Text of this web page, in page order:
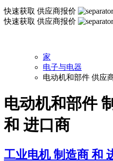
快速获取 供应商报价
快速获取 供应商报价
家
电子与电器
电动机和部件 供应
电动机和部件
和 进口商
工业电机 制造商 和